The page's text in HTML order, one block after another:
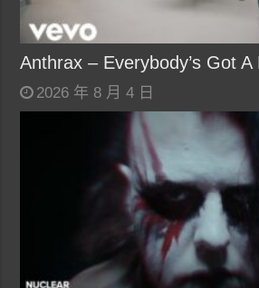
Anthrax – Everybody’s Got A
2026 年 8 月 4 日